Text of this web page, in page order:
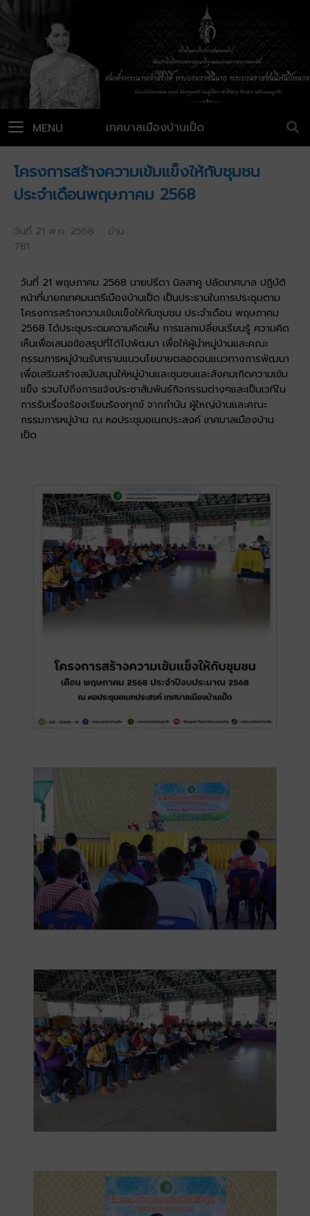
เทศบาลเมืองบ้านเป็ด
MENU
โครงการสร้างความเข้มแข็งให้กับชุมชน
ประจำเดือนพฤษภาคม 2568
วันที่ 21 พ.ค. 2568 อ่าน
781
วันที่ 21 พฤษภาคม 2568 นายปรีดา นิลสาคู ปลัดเทศบาล ปฏิบัติ
หน้าที่นายกเทศมนตรีเมืองบ้านเป็ด เป็นประธานในการประชุมตาม
โครงการสร้างความเข้มแข็งให้กับชุมชน ประจำเดือน พฤษภาคม
2568 ได้ประชุมระดมความคิดเห็น การแลกเปลี่ยนเรียนรู้ ความคิด
เห็นเพื่อเสนอข้อสรุปที่ได้ไปพัฒนา เพื่อให้ผู้นำหมู่บ้านและคณะ
กรรมการหมู่บ้านรับทราบแนวนโยบายตลอดจนแนวทางการพัฒนา
เพื่อเสริมสร้างสนับสนุนให้หมู่บ้านและชุมชนและสังคมเกิดความเข้ม
แข็ง รวมไปถึงการแจ้งประชาสัมพันธ์กิจกรรมต่างๆและเป็นเวทีใน
การรับเรื่องร้องเรียนร้องทุกข์ จากกำนัน ผู้ใหญ่บ้านและคณะ
กรรมการหมู่บ้าน ณ หอประชุมอเนกประสงค์ เทศบาลเมืองบ้าน
เป็ด